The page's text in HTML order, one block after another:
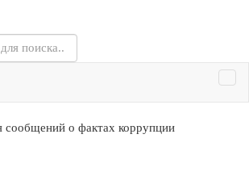
сообщений о фактах коррупции